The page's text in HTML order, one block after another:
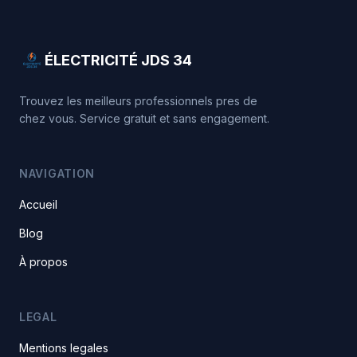
ÉLECTRICITÉ JDS 34
Trouvez les meilleurs professionnels pres de
chez vous. Service gratuit et sans engagement.
NAVIGATION
Accueil
Blog
À propos
LEGAL
Mentions legales